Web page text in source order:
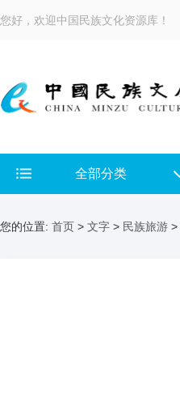
您好，欢迎中国民族文化资源库！
全部分类
您的位置: 首页 > 文字 > 民族旅游 >